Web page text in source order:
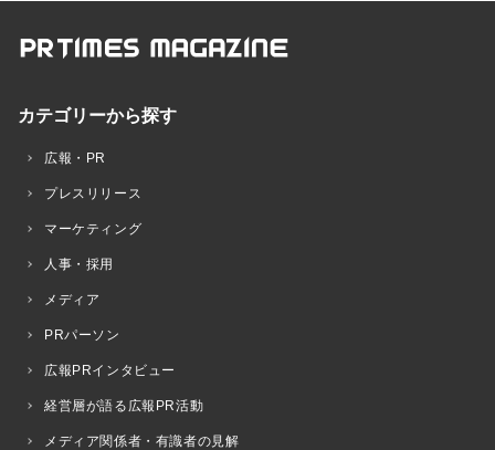
カテゴリーから探す
広報・PR
プレスリリース
マーケティング
人事・採用
メディア
PRパーソン
広報PRインタビュー
経営層が語る広報PR活動
メディア関係者・有識者の見解